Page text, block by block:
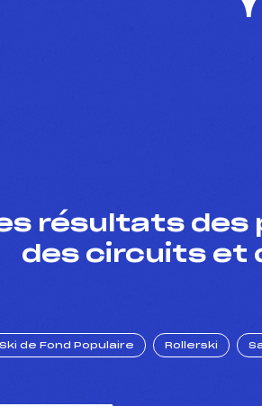
résultats
des circuits et
Ski de Fond Populaire Rollerski